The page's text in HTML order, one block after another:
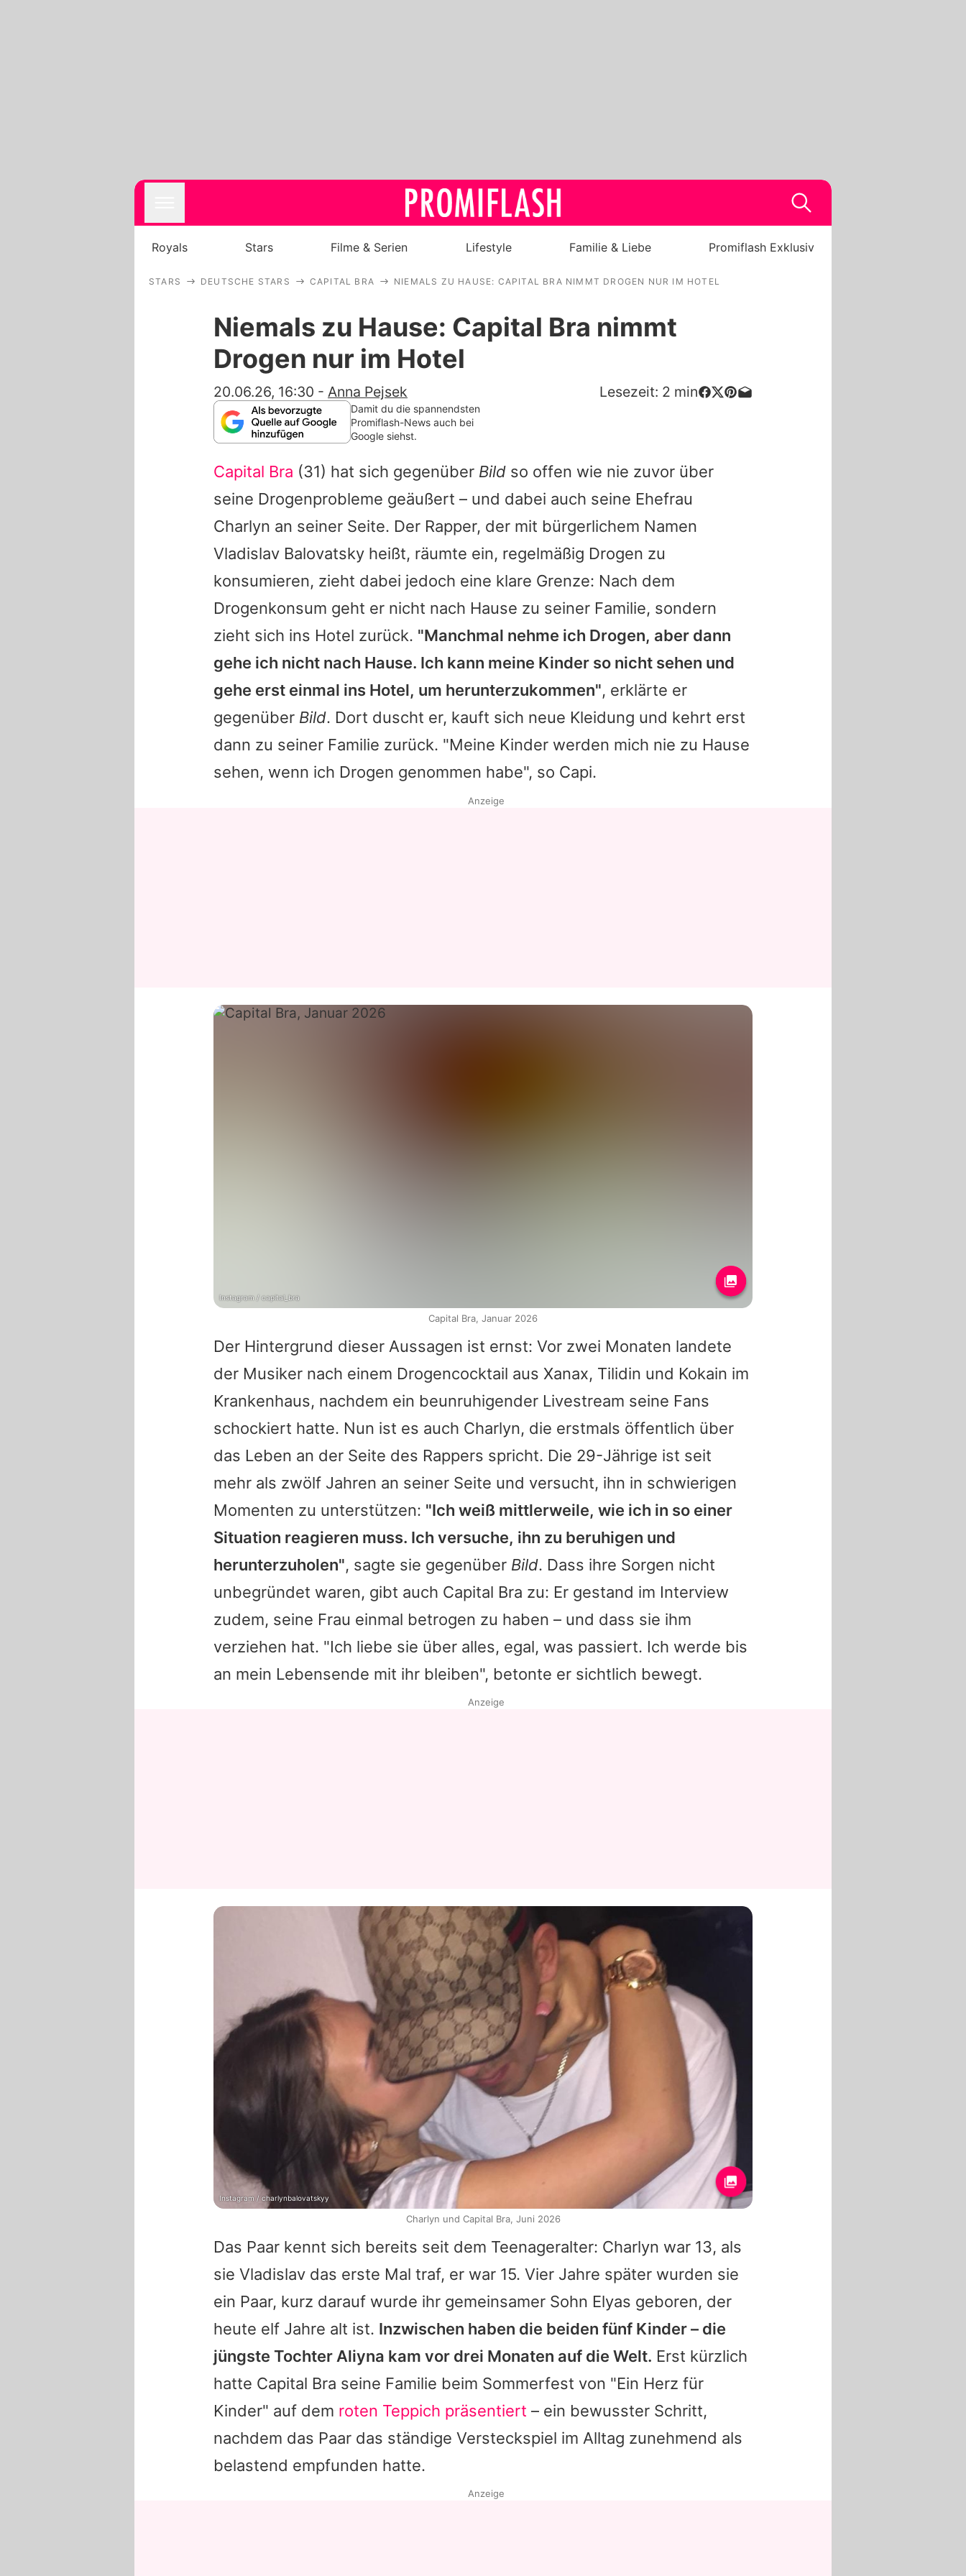
Royals
Stars
Filme & Serien
Familie & Liebe
Alle Themen auf Promiflash
App runterladen
Team
Redaktionelle Richtlinien
Impressum
Datenschutzerklärung
Nutzungsbedingungen
Royals Stars Filme & Serien Lifestyle Familie & Liebe Promiflash Exklusiv
STARS DEUTSCHE STARS CAPITAL BRA NIEMALS ZU HAUSE: CAPITAL BRA NIMMT DROGEN NUR IM HOTEL
Niemals zu Hause: Capital Bra nimmt
Drogen nur im Hotel
20.06.26, 16:30 - Anna Pejsek Lesezeit: 2 min
Damit du die spannendsten
Promiflash-News auch bei
Google siehst.
Capital Bra (31) hat sich gegenüber Bild so offen wie nie zuvor über
seine Drogenprobleme geäußert – und dabei auch seine Ehefrau
Charlyn an seiner Seite. Der Rapper, der mit bürgerlichem Namen
Vladislav Balovatsky heißt, räumte ein, regelmäßig Drogen zu
konsumieren, zieht dabei jedoch eine klare Grenze: Nach dem
Drogenkonsum geht er nicht nach Hause zu seiner Familie, sondern
zieht sich ins Hotel zurück. "Manchmal nehme ich Drogen, aber dann
gehe ich nicht nach Hause. Ich kann meine Kinder so nicht sehen und
gehe erst einmal ins Hotel, um herunterzukommen", erklärte er
gegenüber Bild. Dort duscht er, kauft sich neue Kleidung und kehrt erst
dann zu seiner Familie zurück. "Meine Kinder werden mich nie zu Hause
sehen, wenn ich Drogen genommen habe", so Capi.
Der Hintergrund dieser Aussagen ist ernst: Vor zwei Monaten landete
der Musiker nach einem Drogencocktail aus Xanax, Tilidin und Kokain im
Krankenhaus, nachdem ein beunruhigender Livestream seine Fans
schockiert hatte. Nun ist es auch Charlyn, die erstmals öffentlich über
das Leben an der Seite des Rappers spricht. Die 29-Jährige ist seit
mehr als zwölf Jahren an seiner Seite und versucht, ihn in schwierigen
Momenten zu unterstützen: "Ich weiß mittlerweile, wie ich in so einer
Situation reagieren muss. Ich versuche, ihn zu beruhigen und
herunterzuholen", sagte sie gegenüber Bild. Dass ihre Sorgen nicht
unbegründet waren, gibt auch Capital Bra zu: Er gestand im Interview
zudem, seine Frau einmal betrogen zu haben – und dass sie ihm
verziehen hat. "Ich liebe sie über alles, egal, was passiert. Ich werde bis
an mein Lebensende mit ihr bleiben", betonte er sichtlich bewegt.
Das Paar kennt sich bereits seit dem Teenageralter: Charlyn war 13, als
sie Vladislav das erste Mal traf, er war 15. Vier Jahre später wurden sie
ein Paar, kurz darauf wurde ihr gemeinsamer Sohn Elyas geboren, der
heute elf Jahre alt ist. Inzwischen haben die beiden fünf Kinder – die
jüngste Tochter Aliyna kam vor drei Monaten auf die Welt. Erst kürzlich
hatte Capital Bra seine Familie beim Sommerfest von "Ein Herz für
Kinder" auf dem roten Teppich präsentiert – ein bewusster Schritt,
nachdem das Paar das ständige Versteckspiel im Alltag zunehmend als
belastend empfunden hatte.
Anzeige
Instagram / capital_bra
Capital Bra, Januar 2026
Anzeige
Instagram / charlynbalovatskyy
Charlyn und Capital Bra, Juni 2026
Anzeige